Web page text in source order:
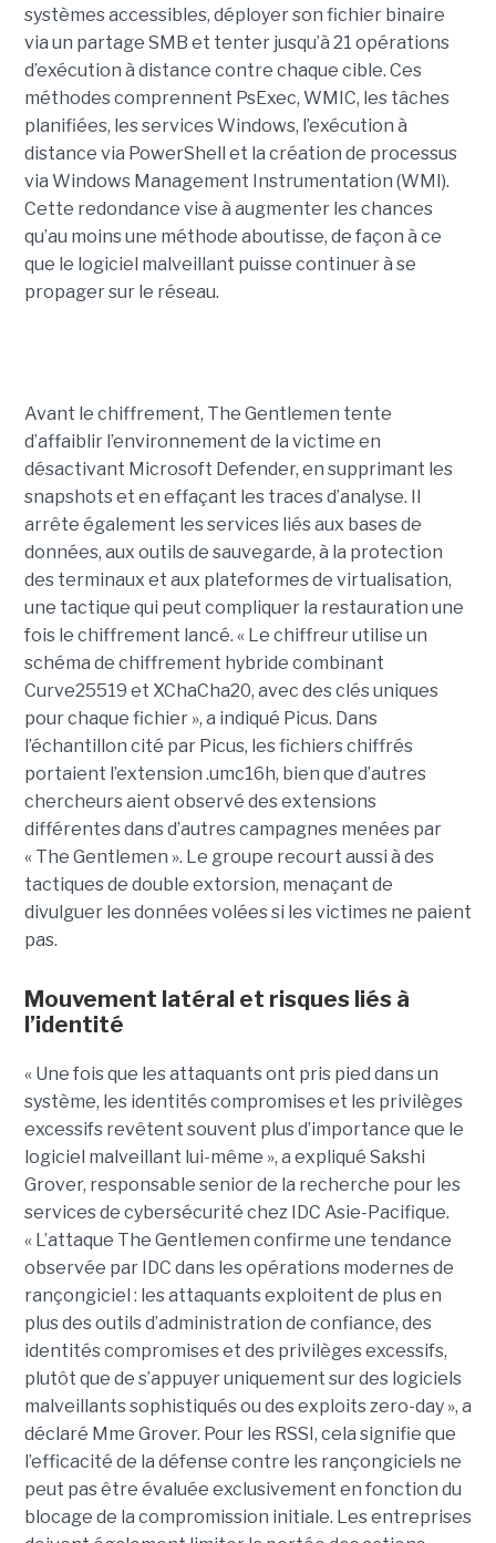
systèmes accessibles, déployer son fichier binaire
via un partage SMB et tenter jusqu’à 21 opérations
d’exécution à distance contre chaque cible. Ces
méthodes comprennent PsExec, WMIC, les tâches
planifiées, les services Windows, l’exécution à
distance via PowerShell et la création de processus
via Windows Management Instrumentation (WMI).
Cette redondance vise à augmenter les chances
qu’au moins une méthode aboutisse, de façon à ce
que le logiciel malveillant puisse continuer à se
propager sur le réseau.
Avant le chiffrement, The Gentlemen tente
d’affaiblir l’environnement de la victime en
désactivant Microsoft Defender, en supprimant les
snapshots et en effaçant les traces d’analyse. Il
arrête également les services liés aux bases de
données, aux outils de sauvegarde, à la protection
des terminaux et aux plateformes de virtualisation,
une tactique qui peut compliquer la restauration une
fois le chiffrement lancé. « Le chiffreur utilise un
schéma de chiffrement hybride combinant
Curve25519 et XChaCha20, avec des clés uniques
pour chaque fichier », a indiqué Picus. Dans
l’échantillon cité par Picus, les fichiers chiffrés
portaient l’extension .umc16h, bien que d’autres
chercheurs aient observé des extensions
différentes dans d’autres campagnes menées par
« The Gentlemen ». Le groupe recourt aussi à des
tactiques de double extorsion, menaçant de
divulguer les données volées si les victimes ne paient
pas.
Mouvement latéral et risques liés à
l’identité
« Une fois que les attaquants ont pris pied dans un
système, les identités compromises et les privilèges
excessifs revêtent souvent plus d’importance que le
logiciel malveillant lui-même », a expliqué Sakshi
Grover, responsable senior de la recherche pour les
services de cybersécurité chez IDC Asie-Pacifique.
« L’attaque The Gentlemen confirme une tendance
observée par IDC dans les opérations modernes de
rançongiciel : les attaquants exploitent de plus en
plus des outils d’administration de confiance, des
identités compromises et des privilèges excessifs,
plutôt que de s’appuyer uniquement sur des logiciels
malveillants sophistiqués ou des exploits zero-day », a
déclaré Mme Grover. Pour les RSSI, cela signifie que
l’efficacité de la défense contre les rançongiciels ne
peut pas être évaluée exclusivement en fonction du
blocage de la compromission initiale. Les entreprises